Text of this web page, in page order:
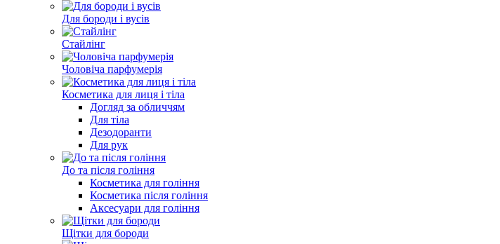
Для бороди і вусів
Стайлінг
Чоловіча парфумерія
Косметика для лиця і тіла
Догляд за обличчям
Для тіла
Дезодоранти
Для рук
До та після гоління
Косметика для гоління
Косметика після гоління
Аксесуари для гоління
Щітки для бороди